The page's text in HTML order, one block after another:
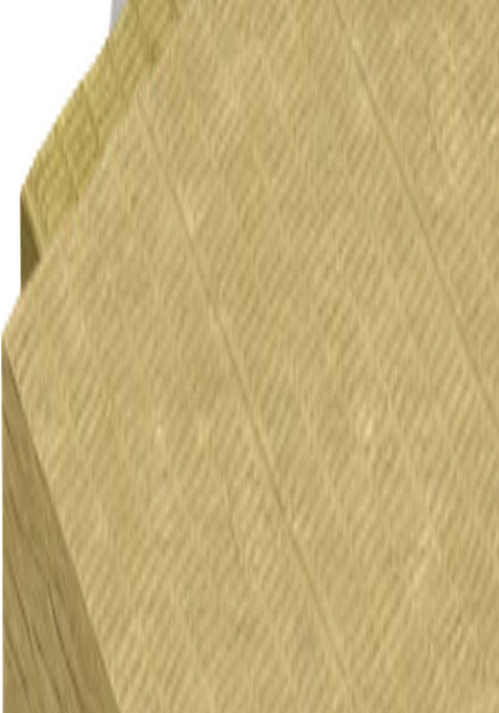
Dach